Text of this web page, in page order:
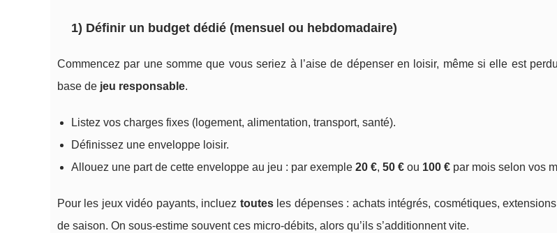
1) Définir un budget dédié (mensuel ou hebdomadaire)
Commencez par une somme que vous seriez à l’aise de dépenser en loisir, même si elle est
base de jeu responsable.
Listez vos charges fixes (logement, alimentation, transport, santé).
Définissez une enveloppe loisir.
Allouez une part de cette enveloppe au jeu : par exemple 20 €, 50 € ou 100 € par mois selon vos
Pour les jeux vidéo payants, incluez toutesles dépenses : achats intégrés, cosmétiques,
de saison. On sous-estime souvent ces micro-débits, alors qu’ils s’additionnent vite.